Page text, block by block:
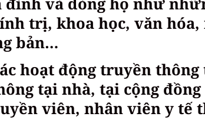
trị, khoa học, văn hóa,
bản…
hoạt động truyền
tại nhà, tại cộng
viên, nhân viên y tế